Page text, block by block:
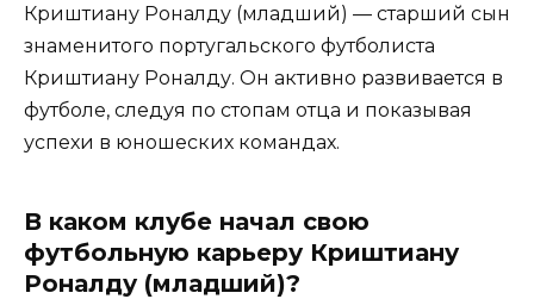
Криштиану Роналду (младший) — старший сын
знаменитого португальского футболиста
Криштиану Роналду. Он активно развивается в
футболе, следуя по стопам отца и показывая
успехи в юношеских командах.
В каком клубе начал свою
футбольную карьеру Криштиану
Роналду (младший)?